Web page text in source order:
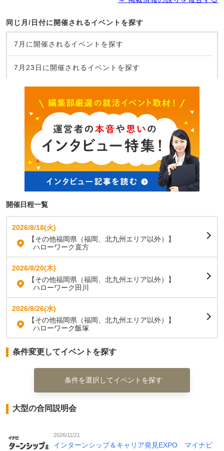
同じ月/日付に開催されるイベントを探す
7月に開催されるイベントを探す
7月23日に開催されるイベントを探す
開催日程一覧
2026/8/18(火)
【その他福岡県（福岡、北九州エリア以外）】
ハローワーク直方
2026/8/20(木)
【その他福岡県（福岡、北九州エリア以外）】
ハローワーク田川
2026/8/26(水)
【その他福岡県（福岡、北九州エリア以外）】
ハローワーク飯塚
条件変更してイベントを探す
条件を選択してイベントを探す
大型の合同説明会
2026/11/21
インターンシップ＆キャリア発見EXPO マイナビ